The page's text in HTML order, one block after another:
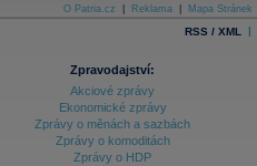
O Patria.cz Reklama Mapa Stránek
RSS / XML |
Zpravodajství:
Akciové zprávy
Ekonomické zprávy
Zprávy o měnách a sazbách
Zprávy o komoditách
Zprávy o HDP